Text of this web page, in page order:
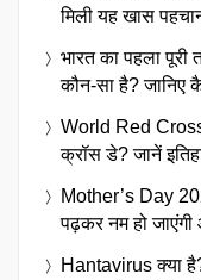
मिली यह खास
भारत का पहला पूरी
कौन-सा है? जानिए
World Red Cross
क्रॉस डे? जानें
Mother’s Day
पढ़कर नम हो
Hantavirus क्या